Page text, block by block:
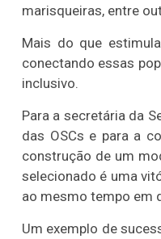
marisqueiras, entre
Mais do que
conectando essas
inclusivo.
Para a secretária da
das OSCs e para a
construção de um
selecionado é uma
ao mesmo tempo em
Um exemplo de